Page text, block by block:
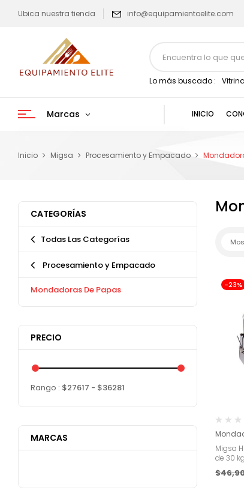
Ubica nuestra tienda info@equipamientoelite.com
Lo más buscado :
Marcas INICIO
Inicio Migsa Procesamiento y Empacado
CATEGORÍAS
Todas Las Categorías
Procesamiento y Empacado
Mondadoras De Papas
PRECIO
Rango : $27617 - $36281
MARCAS
-23%
Migsa
de 30 kg
$